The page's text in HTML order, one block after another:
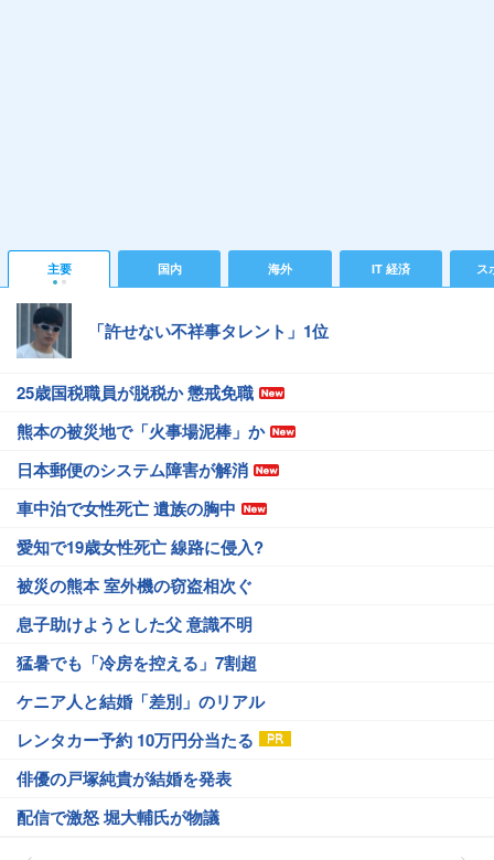
主要 国内 海外 IT 経済 ス
「許せない不祥事タレント」1位
25歳国税職員が脱税か 懲戒免職
熊本の被災地で「火事場泥棒」か
日本郵便のシステム障害が解消
車中泊で女性死亡 遺族の胸中
愛知で19歳女性死亡 線路に侵入?
被災の熊本 室外機の窃盗相次ぐ
息子助けようとした父 意識不明
猛暑でも「冷房を控える」7割超
ケニア人と結婚「差別」のリアル
レンタカー予約 10万円分当たる
俳優の戸塚純貴が結婚を発表
配信で激怒 堀大輔氏が物議